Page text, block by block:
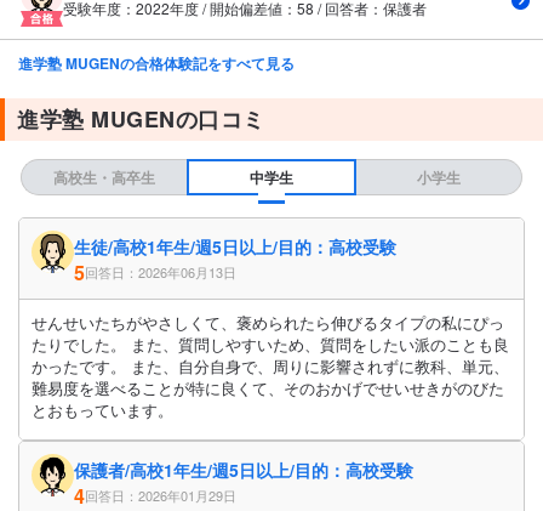
受験年度：2022年度 / 開始偏差値：58 / 回答者：保護者
進学塾 MUGENの合格体験記をすべて見る
進学塾 MUGENの口コミ
高校生・高卒生 中学生 小学生
生徒/高校1年生/週5日以上/目的：高校受験
5回答日：2026年06月13日
せんせいたちがやさしくて、褒められたら伸びるタイプの私にぴっ
たりでした。 また、質問しやすいため、質問をしたい派のことも良
かったです。 また、自分自身で、周りに影響されずに教科、単元、
難易度を選べることが特に良くて、そのおかげでせいせきがのびた
とおもっています。
保護者/高校1年生/週5日以上/目的：高校受験
4回答日：2026年01月29日